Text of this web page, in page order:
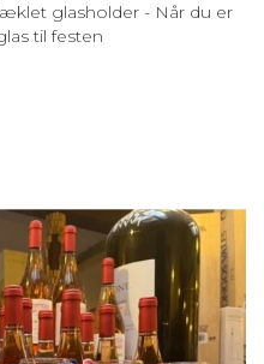
glasholder - Når du er
til festen